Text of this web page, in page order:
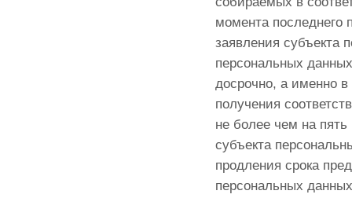
момента последнего
заявления субъекта
персональных
досрочно, а именно
получения
не более чем на
субъекта
продления срока
персональных